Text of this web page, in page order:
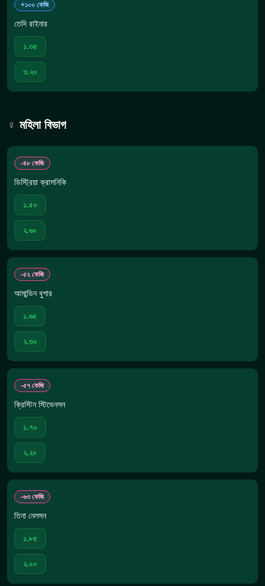
+১০০ কেজি
তেদি রাইনার
১.৩৫
৩.২০
♀ মহিলা বিভাগ
-৪৮ কেজি
ডিস্ট্রিয়া ক্রাসনিকি
১.৫০
২.৬০
-৫২ কেজি
আমান্ডিন বুশার
১.৬৫
২.৩০
-৫৭ কেজি
ক্রিস্টিন স্টিভেনসন
১.৭০
২.২০
-৬৩ কেজি
তিনা নেলসন
১.৮৫
২.০০